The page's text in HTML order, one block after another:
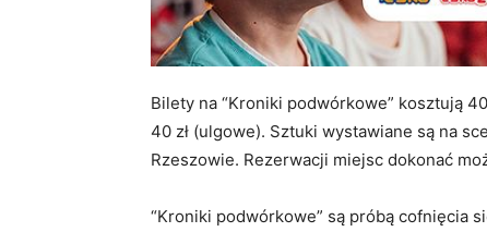
Bilety na “Kroniki podwórkowe” kosztują
40 zł (ulgowe). Sztuki wystawiane są na
Rzeszowie. Rezerwacji miejsc dokonać
“Kroniki podwórkowe” są próbą cofnięcia